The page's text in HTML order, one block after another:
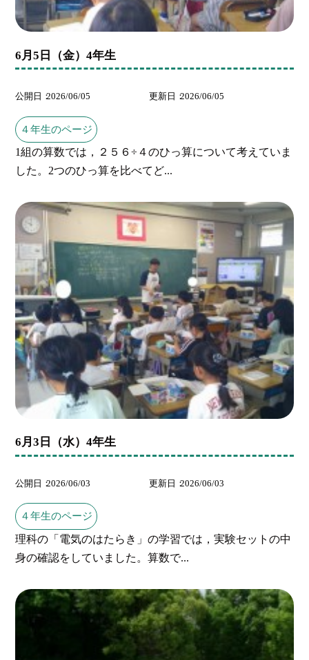
6月5日（金）4年生
公開日 2026/06/05 更新日 2026/06/05
４年生のページ
1組の算数では，２５６÷４のひっ算について考えていま
した。2つのひっ算を比べてど...
6月3日（水）4年生
公開日 2026/06/03 更新日 2026/06/03
４年生のページ
理科の「電気のはたらき」の学習では，実験セットの中
身の確認をしていました。算数で...